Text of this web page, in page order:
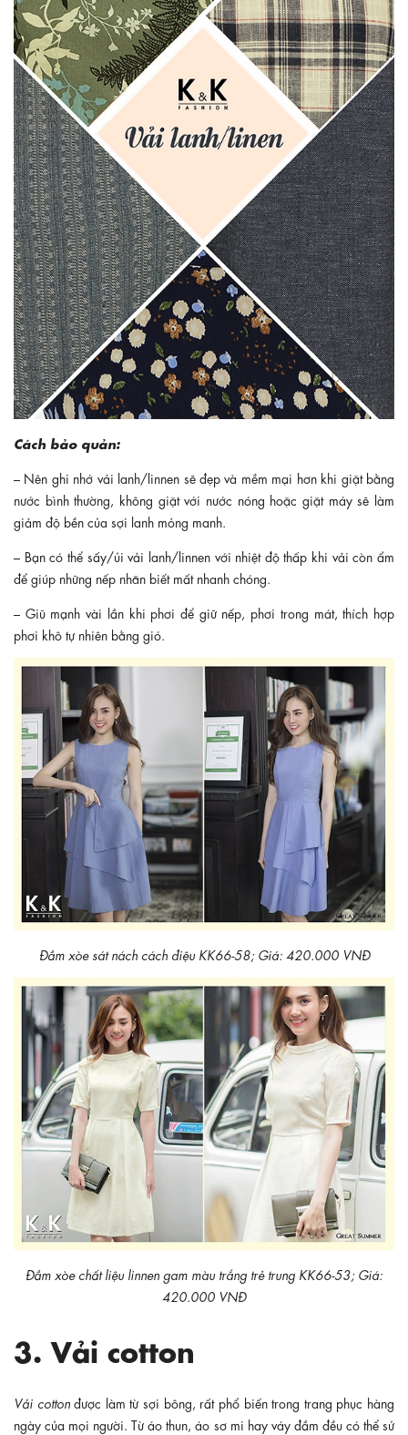
Cách bảo quản:
– Nên ghi nhớ vải lanh/linnen sẽ đẹp và mềm mại hơn khi giặt bằng
nước bình thường, không giặt với nước nóng hoặc giặt máy sẽ làm
giảm độ bền của sợi lanh mỏng manh.
– Bạn có thể sấy/ủi vải lanh/linnen với nhiệt độ thấp khi vải còn ẩm
để giúp những nếp nhăn biết mất nhanh chóng.
– Giũ mạnh vài lần khi phơi để giữ nếp, phơi trong mát, thích hợp
phơi khô tự nhiên bằng gió.
Đầm xòe sát nách cách điệu KK66-58; Giá: 420.000 VNĐ
Đầm xòe chất liệu linnen gam màu trắng trẻ trung KK66-53; Giá:
420.000 VNĐ
3. Vải cotton
Vải cottonđược làm từ sợi bông, rất phổ biến trong trang phục hàng
ngày của mọi người. Từ áo thun, áo sơ mi hay váy đầm đều có thể sử